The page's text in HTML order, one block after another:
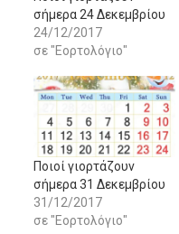
σήμερα 24 Δεκεμβρίου
24/12/2017
σε "Εορτολόγιο"
Ποιοί γιορτάζουν
σήμερα 31 Δεκεμβρίου
31/12/2017
σε "Εορτολόγιο"